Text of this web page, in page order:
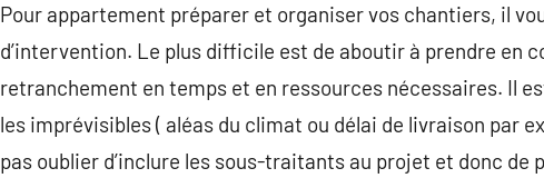
Pour appartement préparer et organiser vos chantiers, il
d’intervention. Le plus difficile est de aboutir à prendre en
retranchement en temps et en ressources nécessaires. Il
les imprévisibles ( aléas du climat ou délai de livraison par
pas oublier d’inclure les sous-traitants au projet et donc de